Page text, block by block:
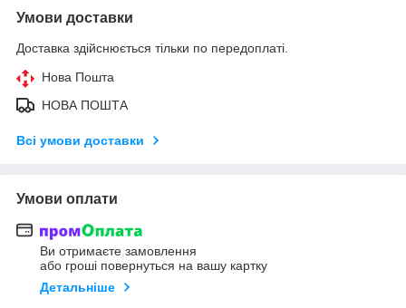
Умови доставки
Доставка здійснюється тільки по передоплаті.
Нова Пошта
НОВА ПОШТА
Всі умови доставки
Умови оплати
Ви отримаєте замовлення
або гроші повернуться на вашу картку
Детальніше